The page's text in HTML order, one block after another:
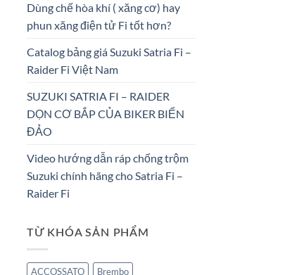
Dùng chế hòa khí ( xăng cơ) hay
phun xăng điện tử Fi tốt hơn?
Catalog bảng giá Suzuki Satria Fi –
Raider Fi Việt Nam
SUZUKI SATRIA FI – RAIDER
DỌN CƠ BẮP CỦA BIKER BIỂN
ĐẢO
Video hướng dẫn ráp chống trộm
Suzuki chính hãng cho Satria Fi –
Raider Fi
TỪ KHÓA SẢN PHẨM
ACCOSSATO
Brembo